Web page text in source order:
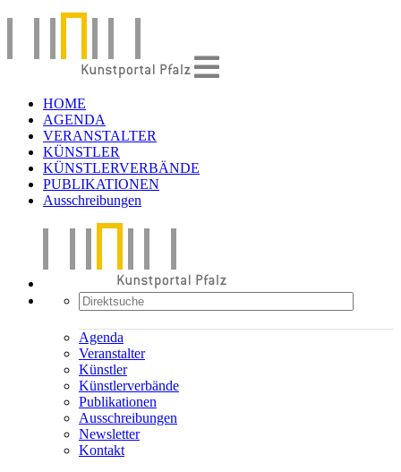
HOME
AGENDA
VERANSTALTER
KÜNSTLER
KÜNSTLERVERBÄNDE
PUBLIKATIONEN
Ausschreibungen
Agenda
Veranstalter
Künstler
Künstlerverbände
Publikationen
Ausschreibungen
Newsletter
Kontakt